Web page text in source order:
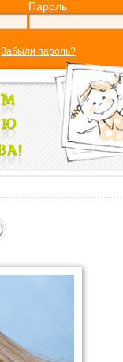
Пароль
Забыли пароль?